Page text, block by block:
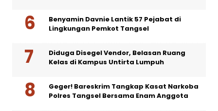
Benyamin Davnie Lantik 57 Pejabat di
Lingkungan Pemkot Tangsel
Diduga Disegel Vendor, Belasan Ruang
Kelas di Kampus Untirta Lumpuh
Geger! Bareskrim Tangkap Kasat Narkoba
Polres Tangsel Bersama Enam Anggota